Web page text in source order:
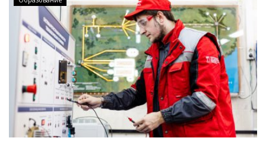
Язык
Қазақша Русский